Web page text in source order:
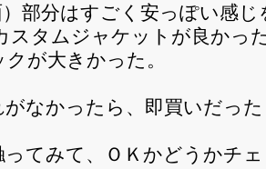
部分はすごく安っぽい感
スタムジャケットが良かっ
が大きかった。
なかったら、即買いだっ
ってみて、ＯＫかどうかチ